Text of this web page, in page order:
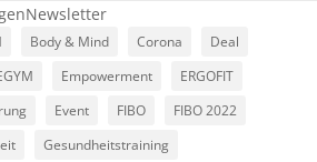
Newsletter
Body & Mind Corona
Deal
Empowerment
ERGOFIT
Event FIBO
FIBO 2022
Gesundheitstraining